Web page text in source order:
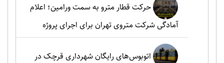
حرکت قطار مترو به سمت ورامین؛ اعلام
آمادگی شرکت متروی تهران برای اجرای پروژه
اتوبوس‌های رایگان شهرداری قرچک در